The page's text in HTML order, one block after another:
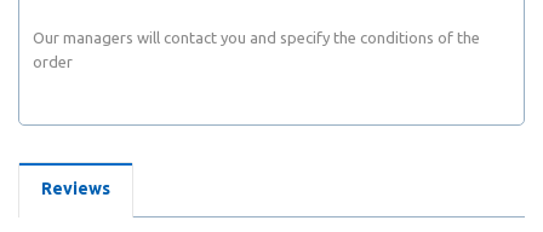
Our managers will contact you and specify the conditions of the
order
Reviews